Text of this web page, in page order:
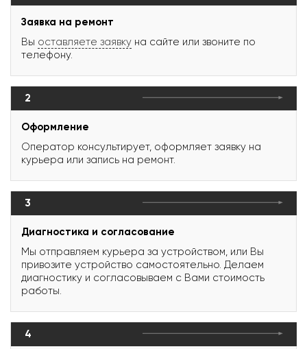
Заявка на ремонт
Вы оставляете заявку на сайте или звоните по
телефону.
2
Оформление
Оператор консультирует, оформляет заявку на
курьера или запись на ремонт.
3
Диагностика и согласование
Мы отправляем курьера за устройством, или Вы
привозите устройство самостоятельно. Делаем
диагностику и согласовываем с Вами стоимость
работы.
4